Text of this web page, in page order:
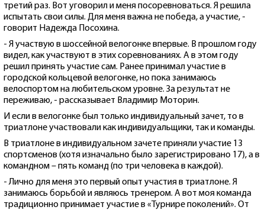
третий раз. Вот уговорил и меня посоревноваться. Я решила
испытать свои силы. Для меня важна не победа, а участие, -
говорит Надежда Посохина.
- Я участвую в шоссейной велогонке впервые. В прошлом году
видел, как участвуют в этих соревнованиях. А в этом году
решил принять участие сам. Ранее принимал участие в
городской кольцевой велогонке, но пока занимаюсь
велоспортом на любительском уровне. За результат не
переживаю, - рассказывает Владимир Моторин.
И если в велогонке был только индивидуальный зачет, то в
триатлоне участвовали как индивидуальщики, так и команды.
В триатлоне в индивидуальном зачете приняли участие 13
спортсменов (хотя изначально было зарегистрировано 17), а в
командном – пять команд (по три человека в каждой).
- Лично для меня это первый опыт участия в триатлоне. Я
занимаюсь борьбой и являюсь тренером. А вот моя команда
традиционно принимает участие в «Турнире поколений». От